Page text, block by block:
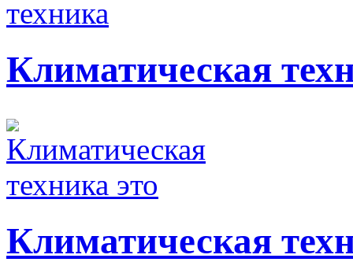
Климатическая
Климатическая